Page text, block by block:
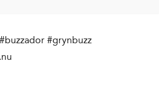
#grynbuzz